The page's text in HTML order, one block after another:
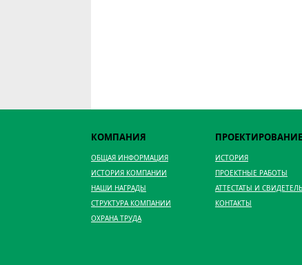
КОМПАНИЯ
ОБЩАЯ ИНФОРМАЦИЯ
ИСТОРИЯ КОМПАНИИ
НАШИ НАГРАДЫ
СТРУКТУРА КОМПАНИИ
ОХРАНА ТРУДА
ПРОЕКТИРОВАНИЕ
ИСТОРИЯ
ПРОЕКТНЫЕ РАБОТЫ
АТТЕСТАТЫ И
КОНТАКТЫ